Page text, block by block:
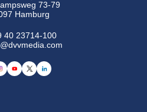
73-79
Hamburg
40 23714-100